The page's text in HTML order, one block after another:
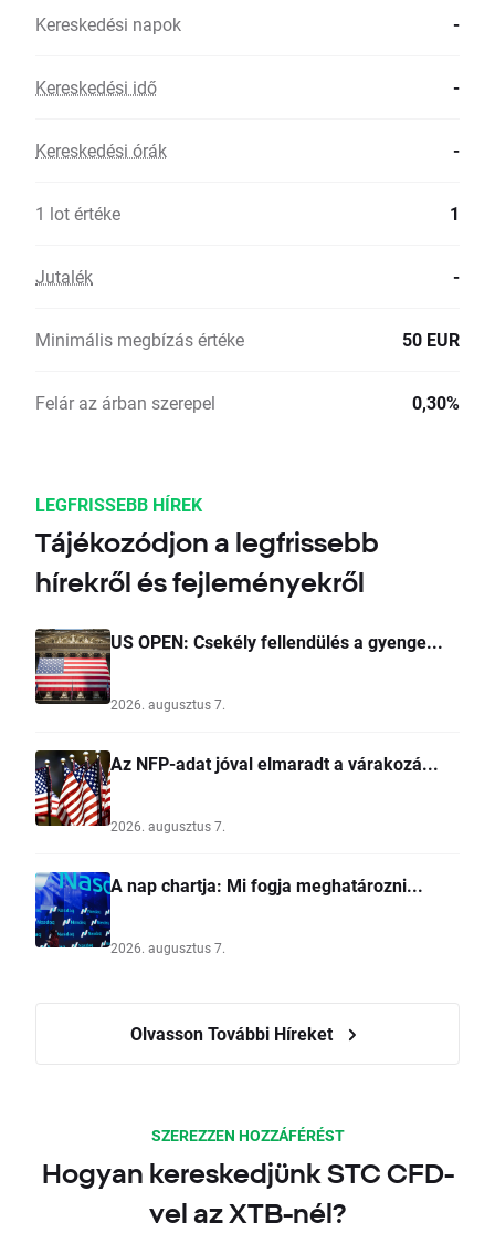
Kereskedési napok -
Kereskedési idő -
Kereskedési órák -
1 lot értéke 1
Jutalék -
Minimális megbízás értéke 50 EUR
Felár az árban szerepel 0,30%
LEGFRISSEBB HÍREK
Tájékozódjon a legfrissebb
hírekről és fejleményekről
US OPEN: Csekély fellendülés a gyenge...
2026. augusztus 7.
Az NFP-adat jóval elmaradt a várakozá...
2026. augusztus 7.
A nap chartja: Mi fogja meghatározni...
2026. augusztus 7.
Olvasson További Híreket
SZEREZZEN HOZZÁFÉRÉST
Hogyan kereskedjünk STC CFD-
vel az XTB-nél?